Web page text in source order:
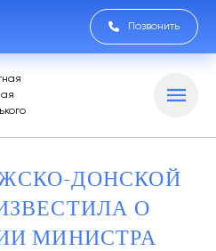
Позвонить
ДОНСКОЙ
О
МИНИСТРА